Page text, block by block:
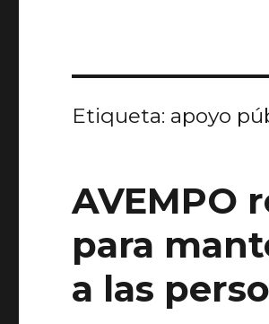
Etiqueta: apoyo
AVEMPO
para
a las